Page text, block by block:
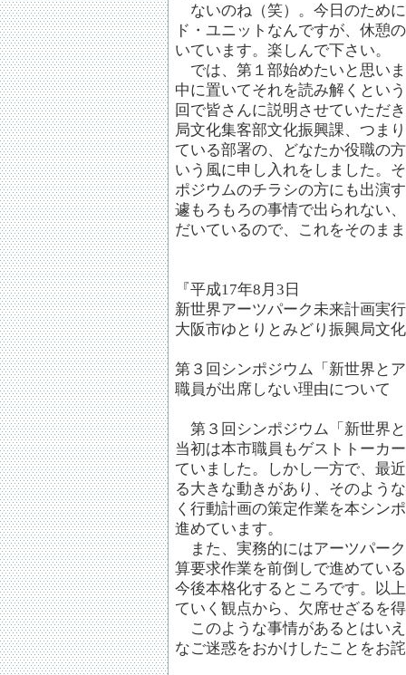
ないのね（笑）。今日のため
ド・ユニットなんですが、休憩
いています。楽しんで下さい。
では、第１部始めたいと思い
中に置いてそれを読み解くとい
回で皆さんに説明させていただ
局文化集客部文化振興課、つま
ている部署の、どなたか役職の
いう風に申し入れをしました。
ポジウムのチラシの方にも出演
遽もろもろの事情で出られない
だいているので、これをそのま
『平成17年8月3日
新世界アーツパーク未来計画実
大阪市ゆとりとみどり振興局文
第３回シンポジウム「新世界と
職員が出席しない理由について
第３回シンポジウム「新世界
当初は本市職員もゲストトーカ
ていました。しかし一方で、最
る大きな動きがあり、そのよう
く行動計画の策定作業を本シン
進めています。
また、実務的にはアーツパー
算要求作業を前倒しで進めてい
今後本格化するところです。以
ていく観点から、欠席せざるを
このような事情があるとはい
なご迷惑をおかけしたことをお